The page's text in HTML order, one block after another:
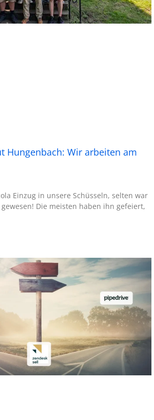
Hungenbach: Wir arbeiten am
Einzug in unsere Schüsseln, selten war
Die meisten haben ihn gefeiert,